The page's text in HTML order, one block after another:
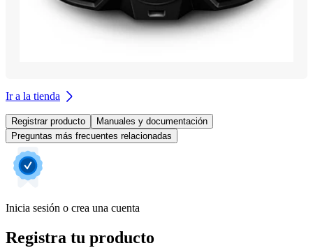
Ir a la tienda
Registrar producto
Manuales y documentación
Preguntas más frecuentes relacionadas
Inicia sesión o crea una cuenta
Registra tu producto